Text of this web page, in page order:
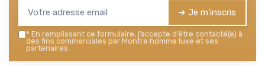
➔ Je m'inscris
* En remplissant ce formulaire, j’accepte d’être contacté(e) à
des fins commerciales par Montre homme luxe et ses
partenaires.